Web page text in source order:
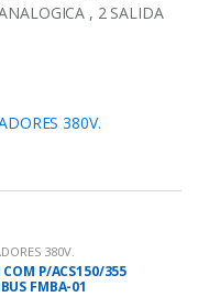
, 2 SALIDA
380V.
380V.
COM P/ACS150/355
FMBA-01